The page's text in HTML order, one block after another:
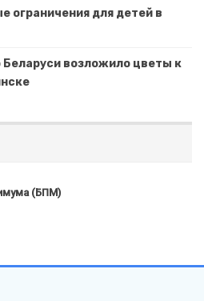
ограничения для детей в
возложило цветы к
(БПМ)